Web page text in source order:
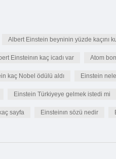
Albert Einstein beyninin yüzde kaçını
Einsteinın kaç icadı var Atom
kaç Nobel ödülü aldı Einstein
Einstein Türkiyeye gelmek istedi mi
sayfa Einsteinın sözü nedir